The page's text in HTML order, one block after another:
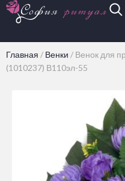
Главная / Венки / Венок для
(1010237) В110эл-55